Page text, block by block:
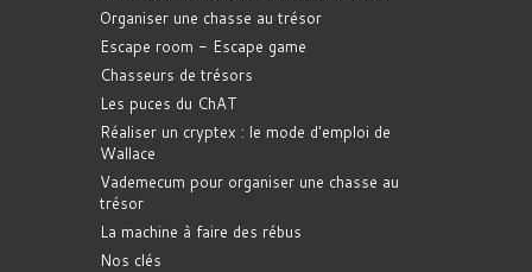
Organiser une chasse au trésor
Escape room - Escape game
Chasseurs de trésors
Les puces du ChAT
Réaliser un cryptex : le mode d'emploi de
Wallace
Vademecum pour organiser une chasse au
trésor
La machine à faire des rébus
Nos clés